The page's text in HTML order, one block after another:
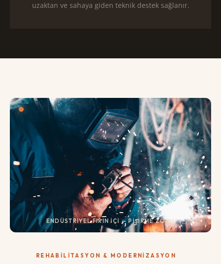
uzaktan ve sahaya giden teknik destek sağlanır.
ENDÜSTRIYEL FIRIN İÇI — PIŞIRME ZONU
REHABILITASYON & MODERNIZASYON